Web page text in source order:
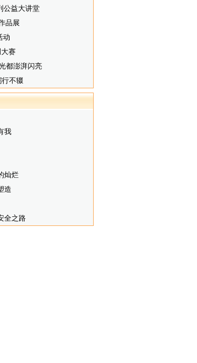
公益大讲堂
品展
动
大赛
都澎湃闪亮
不辍
我
灿烂
造
全之路